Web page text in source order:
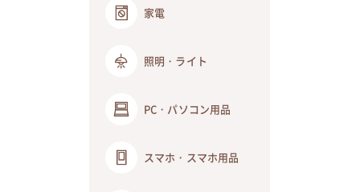
家電
照明・ライト
PC・パソコン用品
スマホ・スマホ用品